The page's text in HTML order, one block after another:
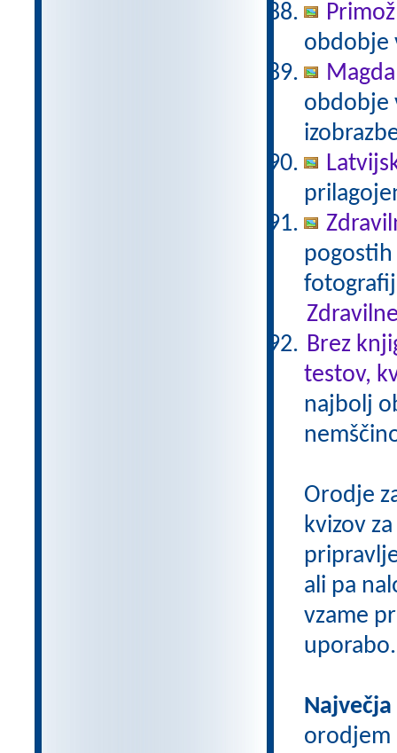
obdobje
obdobje
pogostih
Brez
testov,
najbolj
Orodje
kvizov za
ali pa
vzame
uporabo.
orodjem